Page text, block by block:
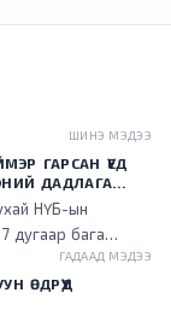
ШИНЭ МЭДЭЭ
ГАРСАН ҮЕД
ДАДЛАГА
НҮБ-ын
дугаар бага
цэнхэр
үед хариу арга
дадлага,
ГАДААД МЭДЭЭ
ӨДРҮҮД